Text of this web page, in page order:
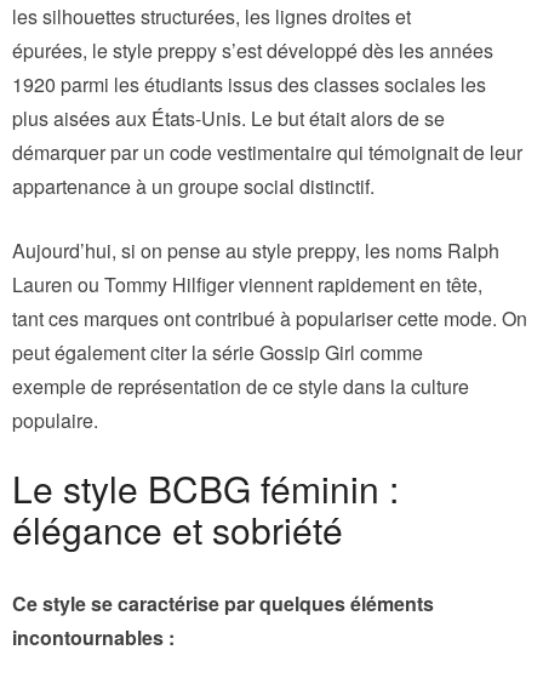
les silhouettes structurées, les lignes droites et
épurées, le style preppy s’est développé dès les années
1920 parmi les étudiants issus des classes sociales les
plus aisées aux États-Unis. Le but était alors de se
démarquer par un code vestimentaire qui témoignait de leur
appartenance à un groupe social distinctif.
Aujourd’hui, si on pense au style preppy, les noms Ralph
Lauren ou Tommy Hilfiger viennent rapidement en tête,
tant ces marques ont contribué à populariser cette mode. On
peut également citer la série Gossip Girl comme
exemple de représentation de ce style dans la culture
populaire.
Le style BCBG féminin :
élégance et sobriété
Ce style se caractérise par quelques éléments
incontournables :